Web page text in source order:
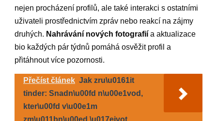
nejen procházení profilů, ale také interakci s ostatními
uživateli prostřednictvím zpráv nebo reakcí na zájmy
druhých. Nahrávání nových fotografií a aktualizace
bio každých pár týdnů pomáhá osvěžit profil a
přitáhnout více pozornosti.
Přečíst článek Jak zru\u0161it
tinder: Snadn\u00fd n\u00e1vod,
kter\u00fd v\u00e1m
zm\u011bn\u00ed \u017eivot